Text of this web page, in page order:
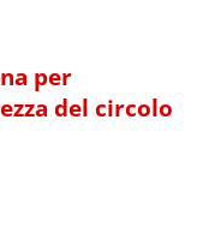
per
del circolo